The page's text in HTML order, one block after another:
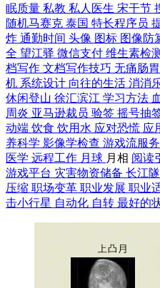
眠质量 私教 私人医生 宋干节
随机马赛克 泰国 特长程序员
炸 通勤时间 头像 图标 图像防
全 望江驿 微信支付 维生素检测
档写作 文档写作技巧 无痛肠
机 系统设计 向往的生活 消消
休闲登山 徐汇滨江 学习方法
周炎 亚马逊裁员 验签 摇号抽
动端 饮食 饮用水 应对恐慌 应
养科学 影像学检查 游戏流服务
医学 远程工作 月球 月相 阅读
游戏平台 灾害物资储备 长江
压缩 职场变革 职业发展 职业
击小行星 自动化 自转 最好的